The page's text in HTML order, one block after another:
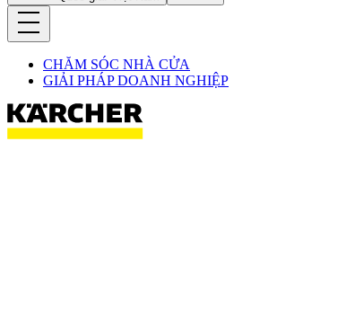
CHĂM SÓC NHÀ CỬA
GIẢI PHÁP DOANH NGHIỆP